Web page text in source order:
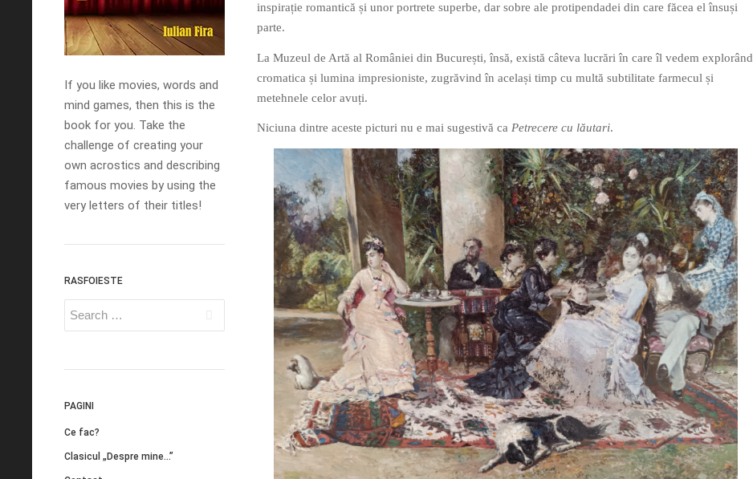
If you like movies, words and
mind games, then this is the
book for you. Take the
challenge of creating your
own acrostics and describing
famous movies by using the
very letters of their titles!
RASFOIESTE
PAGINI
Ce fac?
Clasicul „Despre mine…”
inspirație romantică și unor portrete superbe, dar sobre ale protipendadei din care făcea el însuși
parte.
La Muzeul de Artă al României din București, însă, există câteva lucrări în care îl vedem explorând
cromatica și lumina impresioniste, zugrăvind în același timp cu multă subtilitate farmecul și
metehnele celor avuți.
Niciuna dintre aceste picturi nu e mai sugestivă ca Petrecere cu lăutari.